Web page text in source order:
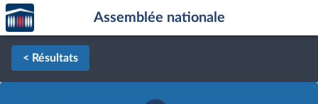
Aller au contenu
Aller en bas de la page
Accèder
à la
page
d'accueil
Assemblée nationale
< Résultats